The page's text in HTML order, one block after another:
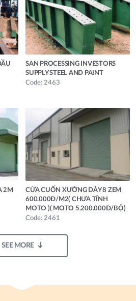
SAN PROCESSING INVESTORS
SUPPLY STEEL AND PAINT
Code: 2463
2M
CỬA CUỐN XƯỞNG DÀY 8 ZEM
600.000Đ/M2( CHƯA TÍNH
MOTO )( MOTO 5.200.000Đ/BỘ)
Code: 2461
SEE MORE